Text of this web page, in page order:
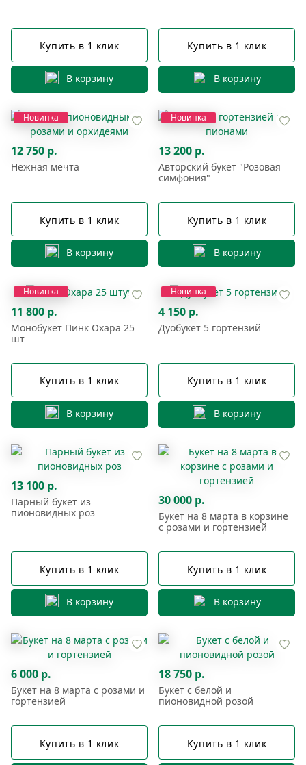
Купить в 1 клик
В корзину
Купить в 1 клик
В корзину
Новинка
12 750 р.
Нежная мечта
Купить в 1 клик
В корзину
Новинка
13 200 р.
Авторский букет "Розовая
симфония"
Купить в 1 клик
В корзину
Новинка
11 800 р.
Монобукет Пинк Охара 25
шт
Купить в 1 клик
В корзину
Новинка
4 150 р.
Дуобукет 5 гортензий
Купить в 1 клик
В корзину
13 100 р.
Парный букет из
пионовидных роз
Купить в 1 клик
В корзину
30 000 р.
Букет на 8 марта в корзине
с розами и гортензией
Купить в 1 клик
В корзину
6 000 р.
Букет на 8 марта с розами и
гортензией
Купить в 1 клик
18 750 р.
Букет с белой и
пионовидной розой
Купить в 1 клик